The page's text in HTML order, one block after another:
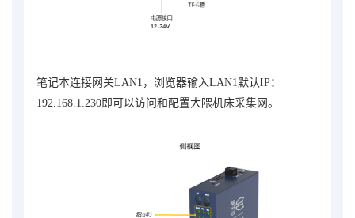
笔记本连接网关LAN1，浏览器输入LAN1默认IP：
192.168.1.230即可以访问和配置大隈机床采集网。